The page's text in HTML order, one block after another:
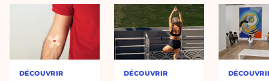
DÉCOUVRIR DÉCOUVRIR